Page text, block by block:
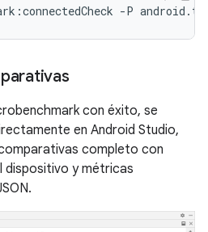
-P
con éxito, se
en Android Studio,
completo con
dispositivo y métricas